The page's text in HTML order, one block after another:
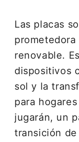
Las placas
renovable.
dispositivos
sol y la
para
jugarán, un
transición